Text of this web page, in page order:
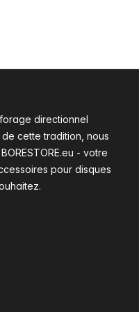
directionnel
cette tradition, nous
- votre
pour disques